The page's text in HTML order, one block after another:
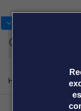
Home Produtos e